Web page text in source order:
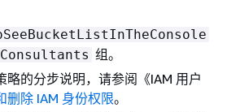
Consultants 组。
略的分步说明，请参阅 《IAM 用户
删除 IAM 身份权限。